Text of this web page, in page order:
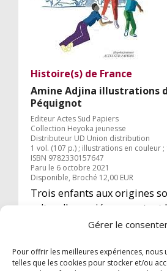
Gérer le
Pour offrir les meilleures expériences, nous
telles que les cookies pour stocker et/ou
Histoire(s) de France
Amine Adjina illustrations
Péquignot
Editeur Actes Sud Papiers
Collection Heyoka jeunesse
Distributeur UD Union distribution
1 vol. (107 p.) ; illustrations en couleur ;
ISBN 9782330157647
Paru le 6 octobre 2021
Disponible, Broché 12,00 EUR
Trois enfants aux origines
culturelles variées racontent
France en valorisant son